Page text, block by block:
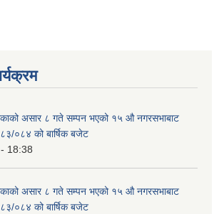
असार ८ गते सम्पन भएको १५ ‍‍‍औ नगरसभाबाट
०८४ को बार्षिक बजेट
18:38
असार ८ गते सम्पन भएको १५ ‍‍‍औ नगरसभाबाट
०८४ को बार्षिक बजेट